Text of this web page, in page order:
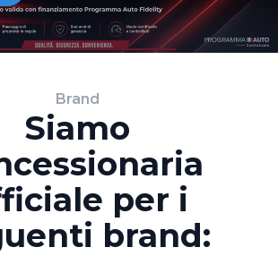
Brand
Siamo
per i
brand: